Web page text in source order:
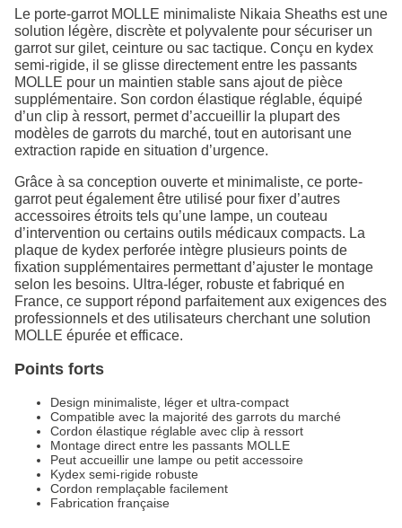
Le porte-garrot MOLLE minimaliste Nikaia Sheaths est une
solution légère, discrète et polyvalente pour sécuriser un
garrot sur gilet, ceinture ou sac tactique. Conçu en kydex
semi-rigide, il se glisse directement entre les passants
MOLLE pour un maintien stable sans ajout de pièce
supplémentaire. Son cordon élastique réglable, équipé
d’un clip à ressort, permet d’accueillir la plupart des
modèles de garrots du marché, tout en autorisant une
extraction rapide en situation d’urgence.
Grâce à sa conception ouverte et minimaliste, ce porte-
garrot peut également être utilisé pour fixer d’autres
accessoires étroits tels qu’une lampe, un couteau
d’intervention ou certains outils médicaux compacts. La
plaque de kydex perforée intègre plusieurs points de
fixation supplémentaires permettant d’ajuster le montage
selon les besoins. Ultra-léger, robuste et fabriqué en
France, ce support répond parfaitement aux exigences des
professionnels et des utilisateurs cherchant une solution
MOLLE épurée et efficace.
Points forts
Design minimaliste, léger et ultra-compact
Compatible avec la majorité des garrots du marché
Cordon élastique réglable avec clip à ressort
Montage direct entre les passants MOLLE
Peut accueillir une lampe ou petit accessoire
Kydex semi-rigide robuste
Cordon remplaçable facilement
Fabrication française